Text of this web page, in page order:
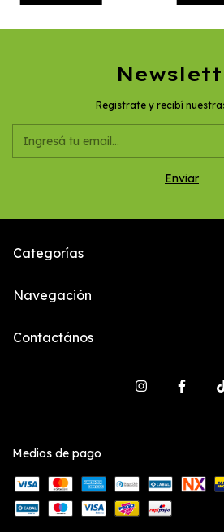
Registrate y recibí
Categorías
Navegación
Contactános
Medios de pago